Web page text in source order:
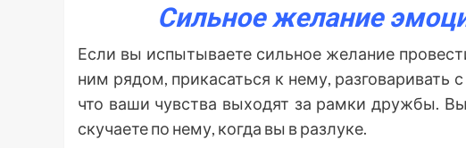
Сильное желание
Если вы испытываете сильное желание
ним рядом, прикасаться к нему,
что ваши чувства выходят за рамки дружбы.
скучаете по нему, когда вы в разлуке.